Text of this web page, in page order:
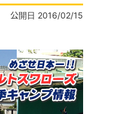
公開日 2016/02/15